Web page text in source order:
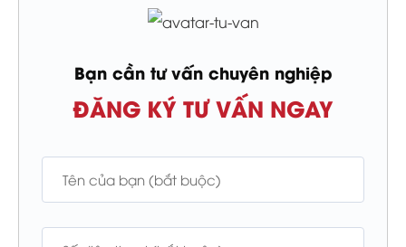
Bạn cần tư vấn chuyên nghiệp
ĐĂNG KÝ TƯ VẤN NGAY